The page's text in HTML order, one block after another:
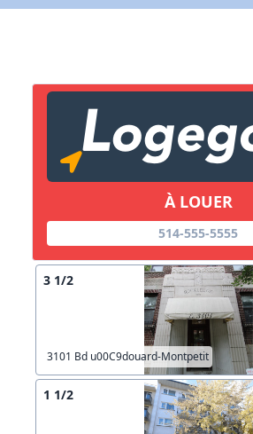
À LOUER
514-555-5555
3 1/2
3101 Bd u00C9douard-Montpetit
1 1/2
X Fermer
Copier lien
X Fermer